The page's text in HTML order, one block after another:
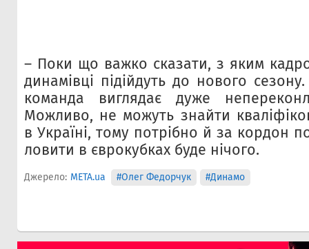
– Поки що важко сказати, з яким
динамівці підійдуть до нового
команда виглядає дуже
Можливо, не можуть знайти
в Україні, тому потрібно й за кордон
ловити в єврокубках буде нічого.
Джерело: META.ua #Олег Федорчук #Динамо